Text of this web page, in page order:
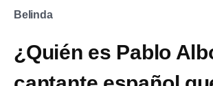
Belinda
¿Quién es Pablo